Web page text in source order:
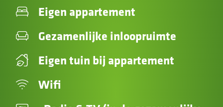
Eigen appartement
Gezamenlijke inloopruimte
Eigen tuin bij appartement
Wifi